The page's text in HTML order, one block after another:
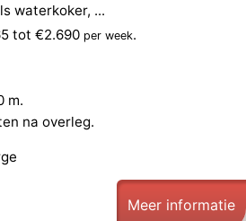
waterkoker, ...
tot €2.690 per week.
m.
na overleg.
Meer informatie